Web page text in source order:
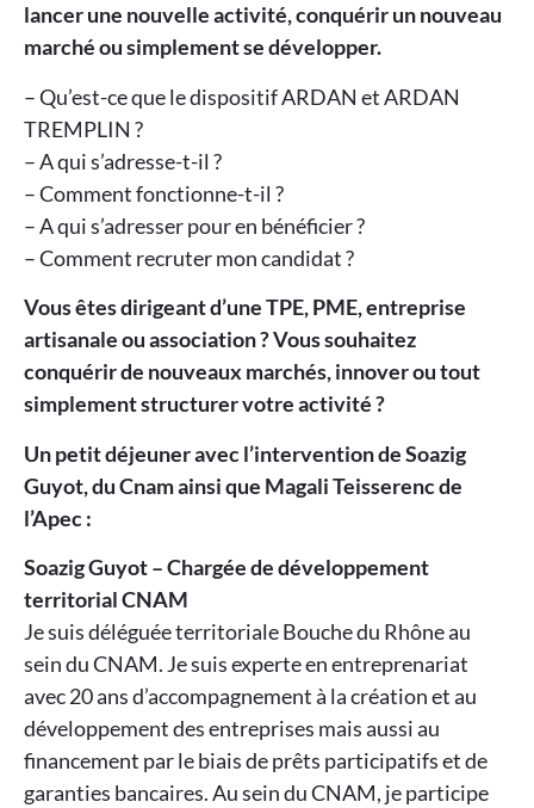
lancer une nouvelle activité, conquérir un nouveau
marché ou simplement se développer.
– Qu’est-ce que le dispositif ARDAN et ARDAN
TREMPLIN ?
– A qui s’adresse-t-il ?
– Comment fonctionne-t-il ?
– A qui s’adresser pour en bénéficier ?
– Comment recruter mon candidat ?
Vous êtes dirigeant d’une TPE, PME, entreprise
artisanale ou association ? Vous souhaitez
conquérir de nouveaux marchés, innover ou tout
simplement structurer votre activité ?
Un petit déjeuner avec l’intervention de Soazig
Guyot, du Cnam ainsi que Magali Teisserenc de
l’Apec :
Soazig Guyot – Chargée de développement
territorial CNAM
Je suis déléguée territoriale Bouche du Rhône au
sein du CNAM. Je suis experte en entreprenariat
avec 20 ans d’accompagnement à la création et au
développement des entreprises mais aussi au
financement par le biais de prêts participatifs et de
garanties bancaires. Au sein du CNAM, je participe